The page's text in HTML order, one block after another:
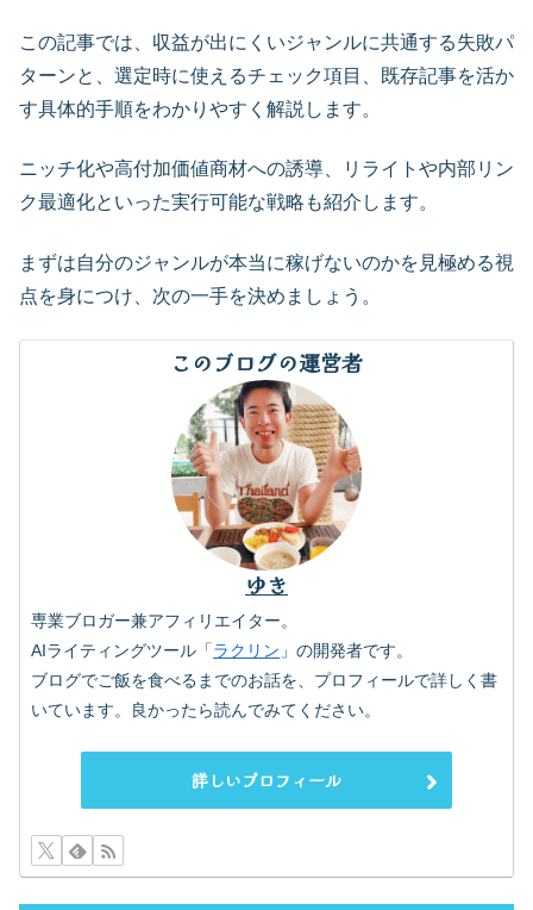
この記事では、収益が出にくいジャンルに共通する失敗パ
ターンと、選定時に使えるチェック項目、既存記事を活か
す具体的手順をわかりやすく解説します。
ニッチ化や高付加価値商材への誘導、リライトや内部リン
ク最適化といった実行可能な戦略も紹介します。
まずは自分のジャンルが本当に稼げないのかを見極める視
点を身につけ、次の一手を決めましょう。
このブログの運営者
ゆき
専業ブロガー兼アフィリエイター。
AIライティングツール「ラクリン 」の開発者です。
ブログでご飯を食べるまでのお話を、プロフィールで詳しく書
いています。良かったら読んでみてください。
詳しいプロフィール